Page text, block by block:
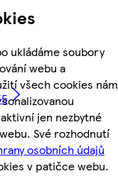
ukládáme soubory
webu a
všech cookies nám
jen nezbytné
Své rozhodnutí
osobních údajů
v patičce webu.